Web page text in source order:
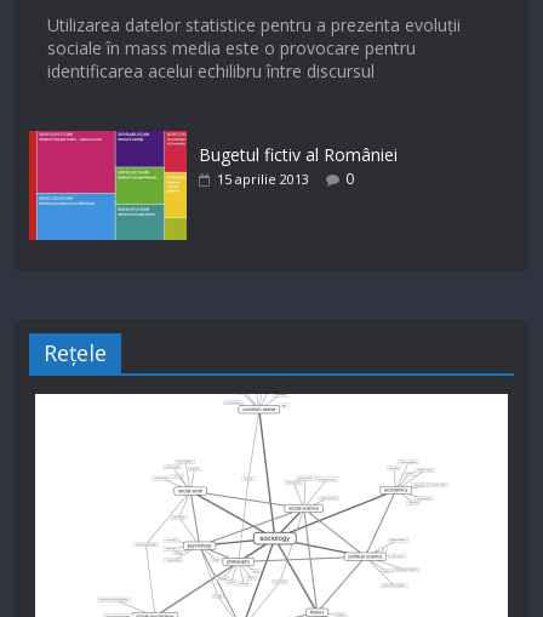
Utilizarea datelor statistice pentru a prezenta evoluții
sociale în mass media este o provocare pentru
identificarea acelui echilibru între discursul
Bugetul fictiv al României
15 aprilie 2013 0
Rețele